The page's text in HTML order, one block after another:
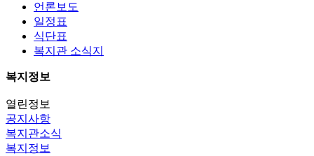
언론보도
일정표
식단표
복지관 소식지
복지정보
열린정보
공지사항
복지관소식
복지정보